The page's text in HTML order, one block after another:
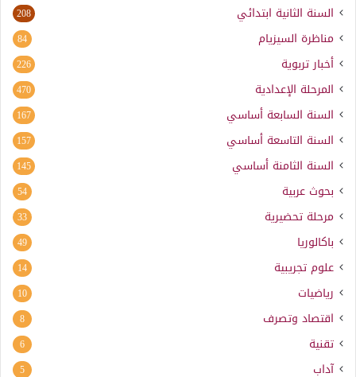
السنة الثانية ابتدائي 208
مناظرة السيزيام 84
أخبار تربوية 226
المرحلة الإعدادية 470
السنة السابعة أساسي 167
السنة التاسعة أساسي 157
السنة الثامنة أساسي 145
بحوث عربية 54
مرحلة تحضيرية 33
باكالوريا 49
علوم تجريبية 14
رياضيات 10
اقتصاد وتصرف 8
تقنية 6
آداب 5